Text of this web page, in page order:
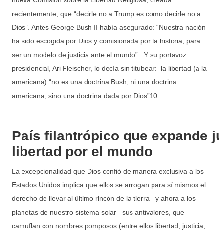
recientemente, que “decirle no a Trump es como decirle no a
Dios”. Antes George Bush II había asegurado: “Nuestra nación
ha sido escogida por Dios y comisionada por la historia, para
ser un modelo de justicia ante el mundo”. Y su portavoz
presidencial, Ari Fleischer, lo decía sin titubear: la libertad (a la
americana) “no es una doctrina Bush, ni una doctrina
americana, sino una doctrina dada por Dios”10.
País filantrópico que expande
libertad por el mundo
La excepcionalidad que Dios confió de manera exclusiva a los
Estados Unidos implica que ellos se arrogan para sí mismos el
derecho de llevar al último rincón de la tierra ‒y ahora a los
planetas de nuestro sistema solar‒ sus antivalores, que
camuflan con nombres pomposos (entre ellos libertad, justicia,